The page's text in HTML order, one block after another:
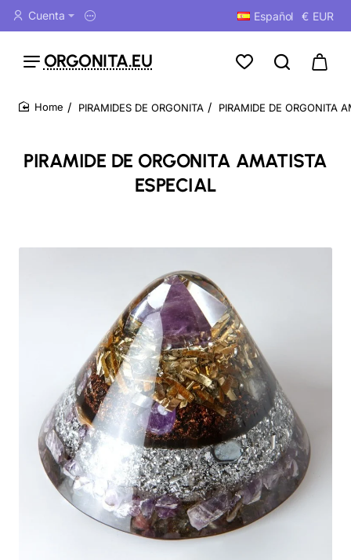
Cuenta Español € EUR
ORGONITA.EU
PIRAMIDE DE ORGONITA AMATISTA
ESPECIAL
PIRAMIDES DE ORGONITA PIRAMIDE DE ORGONITA